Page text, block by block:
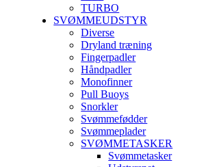
TURBO
SVØMMEUDSTYR
Diverse
Dryland træning
Fingerpadler
Håndpadler
Monofinner
Pull Buoys
Snorkler
Svømmefødder
Svømmeplader
SVØMMETASKER
Svømmetasker